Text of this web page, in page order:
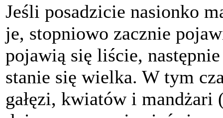
Jeśli posadzicie nasionko
je, stopniowo zacznie
pojawią się liście,
stanie się wielka. W tym
gałęzi, kwiatów i mandżari